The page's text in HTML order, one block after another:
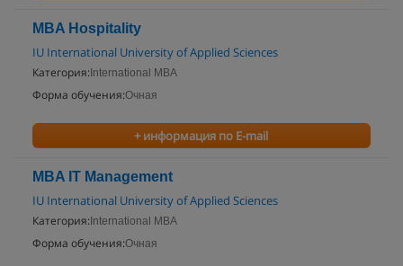
MBA Hospitality
IU International University of Applied Sciences
Категория: International MBA
Форма обучения:Очная
+ информация по E-mail
MBA IT Management
IU International University of Applied Sciences
Категория: International MBA
Форма обучения:Очная